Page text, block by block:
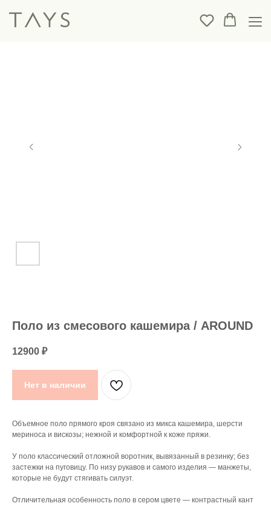
Поло из смесового кашемира / AROUND
12900 ₽
Нет в наличии
Объемное поло прямого кроя связано из микса кашемира, шерсти
мериноса и вискозы; нежной и комфортной к коже пряжи.
У поло классический отложной воротник, вывязанный в резинку; без
застежки на пуговицу. По низу рукавов и самого изделия — манжеты,
которые не будут стягивать силуэт.
Отличительная особенность поло в сером цвете — контрастный кант